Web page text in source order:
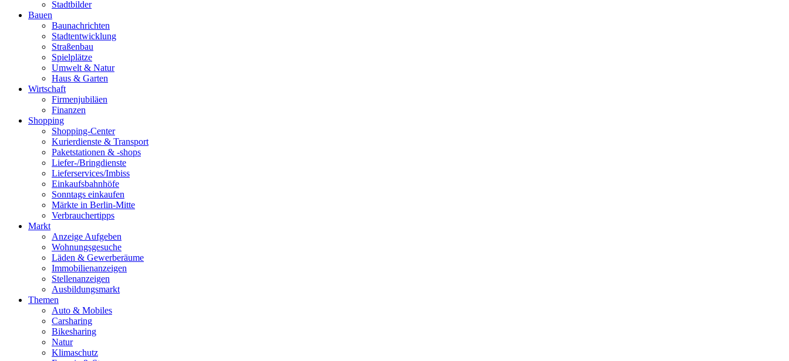
Stadtbilder
Bauen
Baunachrichten
Stadtentwicklung
Straßenbau
Spielplätze
Umwelt & Natur
Haus & Garten
Wirtschaft
Firmenjubiläen
Finanzen
Shopping
Shopping-Center
Kurierdienste & Transport
Paketstationen & -shops
Liefer-/Bringdienste
Lieferservices/Imbiss
Einkaufsbahnhöfe
Sonntags einkaufen
Märkte in Berlin-Mitte
Verbrauchertipps
Markt
Anzeige Aufgeben
Wohnungsgesuche
Läden & Gewerberäume
Immobilienanzeigen
Stellenanzeigen
Ausbildungsmarkt
Themen
Auto & Mobiles
Carsharing
Bikesharing
Natur
Klimaschutz